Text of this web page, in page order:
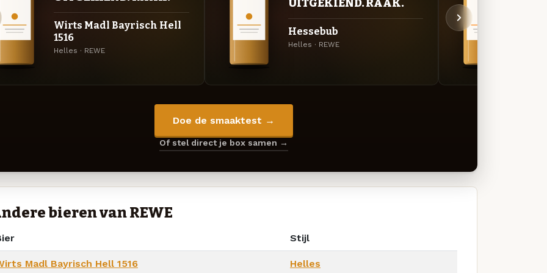
Wirts Madl Bayrisch Hell
1516
Helles · REWE
UITGEKIEND. RAAK.
Hessebub
Helles · REWE
Doe de smaaktest →
Of stel direct je box samen →
bieren van REWE
Stijl
Madl Bayrisch Hell 1516 Helles